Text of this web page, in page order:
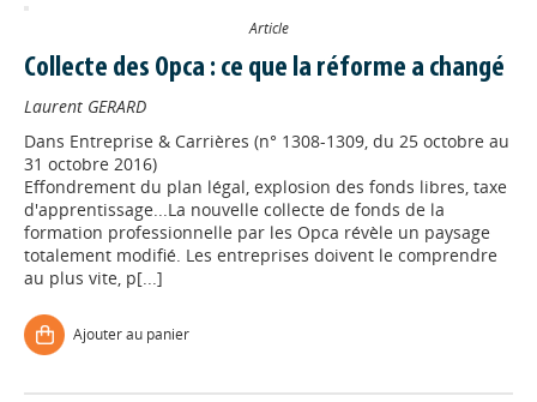
Article
Collecte des Opca : ce que la réforme a changé
Laurent GERARD
Dans Entreprise & Carrières (n° 1308-1309, du 25 octobre au
31 octobre 2016)
Effondrement du plan légal, explosion des fonds libres, taxe
d'apprentissage...La nouvelle collecte de fonds de la
formation professionnelle par les Opca révèle un paysage
totalement modifié. Les entreprises doivent le comprendre
au plus vite, p[...]
Ajouter au panier